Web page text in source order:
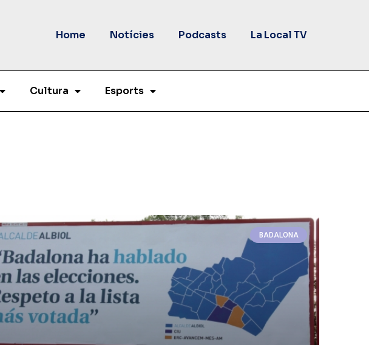
Home Notícies Podcasts La Local TV
Cultura Esports
BADALONA